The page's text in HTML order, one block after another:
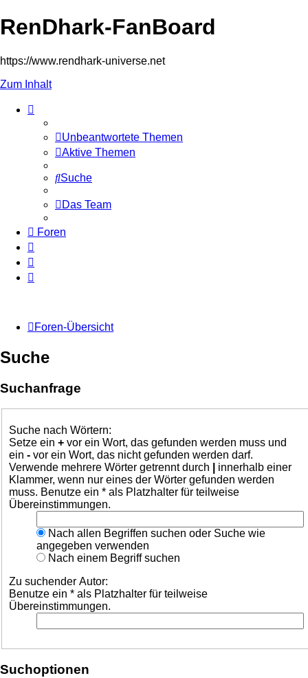
RenDhark-FanBoard
https://www.rendhark-universe.net
Zum Inhalt
Unbeantwortete Themen
Aktive Themen
Suche
Das Team
Foren
Foren-Übersicht
Suche
Suchanfrage
Suche nach Wörtern:
Setze ein + vor ein Wort, das gefunden werden muss und
ein - vor ein Wort, das nicht gefunden werden darf.
Verwende mehrere Wörter getrennt durch
innerhalb einer
Klammer, wenn nur eines der Wörter gefunden werden
muss. Benutze ein * als Platzhalter für teilweise
Übereinstimmungen.
Nach allen Begriffen suchen oder Suche wie
angegeben verwenden
Nach einem Begriff suchen
Zu suchender Autor:
Benutze ein * als Platzhalter für teilweise
Übereinstimmungen.
Suchoptionen